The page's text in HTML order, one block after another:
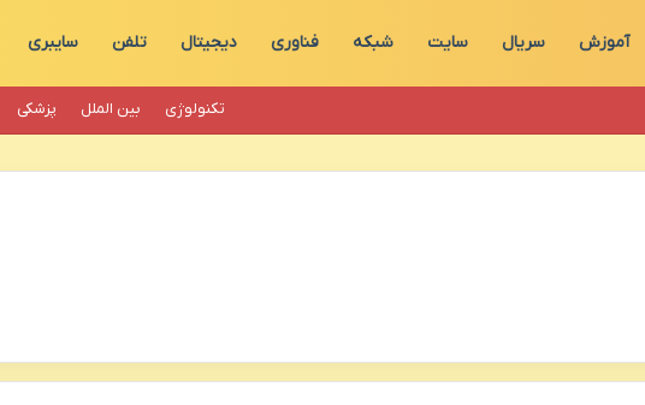
آموزش سریال سایت شبکه فناوری دیجیتال تلفن سایبری
تکنولوژی بین الملل پزشکی